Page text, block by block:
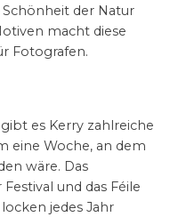
der Natur
macht diese
Fotografen.
es Kerry zahlreiche
eine Woche, an dem
wäre. Das
Festival und das Féile
jedes Jahr